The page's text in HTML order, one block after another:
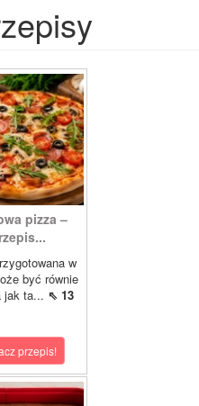
pizza –
w
być równie
jak ta... ⇖ 13
przepis!